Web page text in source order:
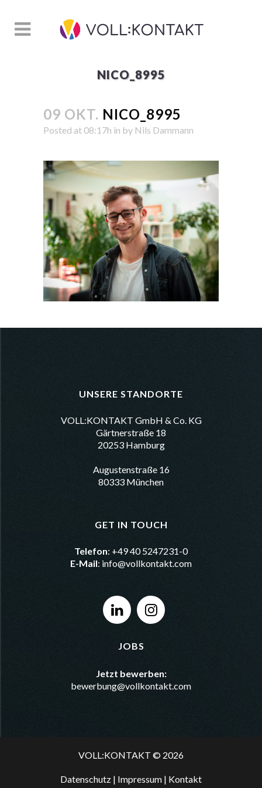
NICO_8995
09 OKT. NICO_8995
Posted at 08:17h in by Nils Dammann
UNSERE STANDORTE
VOLL:KONTAKT GmbH & Co. KG
Gärtnerstraße 18
20253 Hamburg
Augustenstraße 16
80333 München
GET IN TOUCH
Telefon: +49 40 5247231-0
E-Mail: info@vollkontakt.com
JOBS
Jetzt bewerben:
bewerbung@vollkontakt.com
VOLL:KONTAKT © 2026
Datenschutz | Impressum | Kontakt